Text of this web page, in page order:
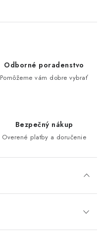
Odborné poradenstvo
Pomôžeme vám dobre vybrať
Bezpečný nákup
Overené platby a doručenie